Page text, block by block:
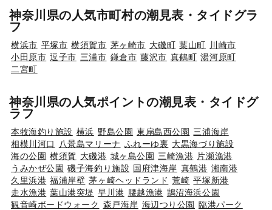
神奈川県の人気市町村の潮見表・タイドグラ
フ
横浜市 平塚市 横須賀市 茅ヶ崎市 大磯町 葉山町
川崎市
小田原市 逗子市 三浦市 鎌倉市 藤沢市 真鶴町 湯河原町
二宮町
神奈川県の人気ポイントの潮見表・タイドグ
ラフ
本牧海釣り施設 横浜 野島公園 東扇島西公園 三浦海岸
相模川河口
八景島マリーナ ふれーゆ裏 大黒海づり施設
海の公園 横須賀 大磯港 城ヶ島公園 三崎漁港 片瀬漁港
うみかぜ公園 磯子海釣り施設 国府津海岸 真鶴港 湘南港
久里浜港 福浦岸壁 茅ヶ崎ヘッドランド 荒崎 平塚新港
走水漁港 葉山港突堤 早川港 腰越漁港 鵠沼海浜公園
観音崎ボードウォーク 森戸海岸 海辺つり公園 臨港パーク